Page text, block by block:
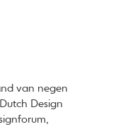
van negen
Design